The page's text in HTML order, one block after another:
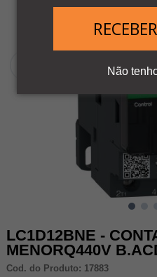
Não
LC1D12BNE -
MENORQ440V
Cod. do Produto: 17883